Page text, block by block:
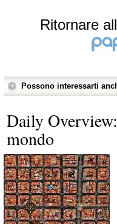
Ritornare
Possono interessarti
Daily
mondo